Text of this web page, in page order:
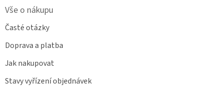
Vše o nákupu
Časté otázky
Doprava a platba
Jak nakupovat
Stavy vyřízení objednávek